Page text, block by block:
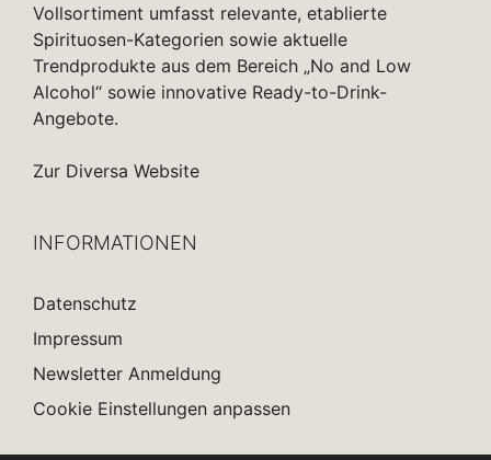
Vollsortiment umfasst relevante, etablierte
Spirituosen-Kategorien sowie aktuelle
Trendprodukte aus dem Bereich „No and Low
Alcohol“ sowie innovative Ready-to-Drink-
Angebote.
Zur Diversa Website
INFORMATIONEN
Datenschutz
Impressum
Newsletter Anmeldung
Cookie Einstellungen anpassen